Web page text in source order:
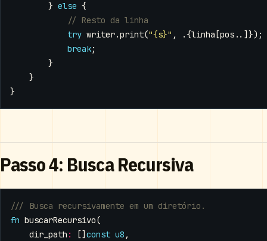
} else {
try writer.print("{s}" , .{linha [pos ..]});
break;
}
}
}
Passo 4: Busca Recursiva
fn buscarRecursivo(
dir_path : [] const u8 ,